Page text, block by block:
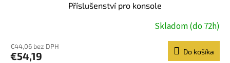
Příslušenství pro konsole
Skladom (do 72h)
€44,06 bez DPH
€54,19 Do košíka